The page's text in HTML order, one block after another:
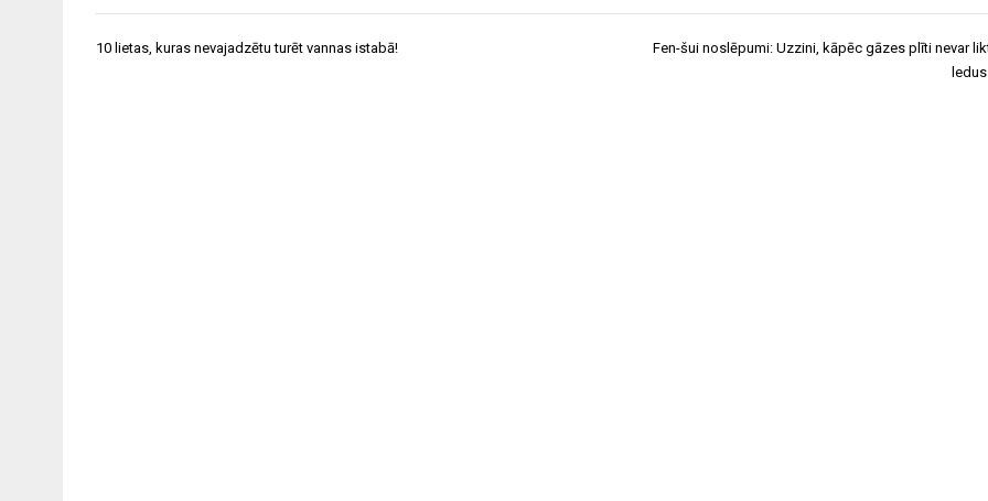
Post
10 lietas, kuras nevajadzētu turēt vannas istabā!
Fen-šui noslēpumi: Uzzini, kāpēc gāzes plīti nevar